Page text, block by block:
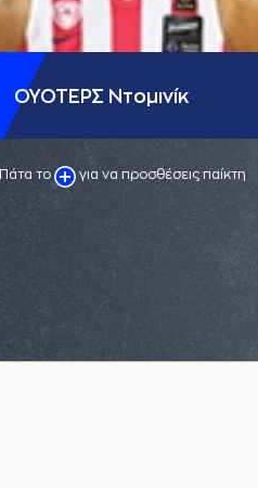
ΟΥΟΤΕΡΣ Ντομινίκ
Πάτα το για να προσθέσεις παίκτη